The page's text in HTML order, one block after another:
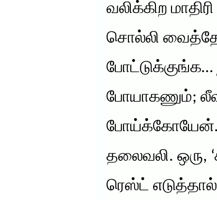
வலிக்கிற
சொல்லி
போட்டுக்குங்க…
போயாகணும்;
தலைவலி. ஒரு,
ரெஸ்ட் எடுத்தால்